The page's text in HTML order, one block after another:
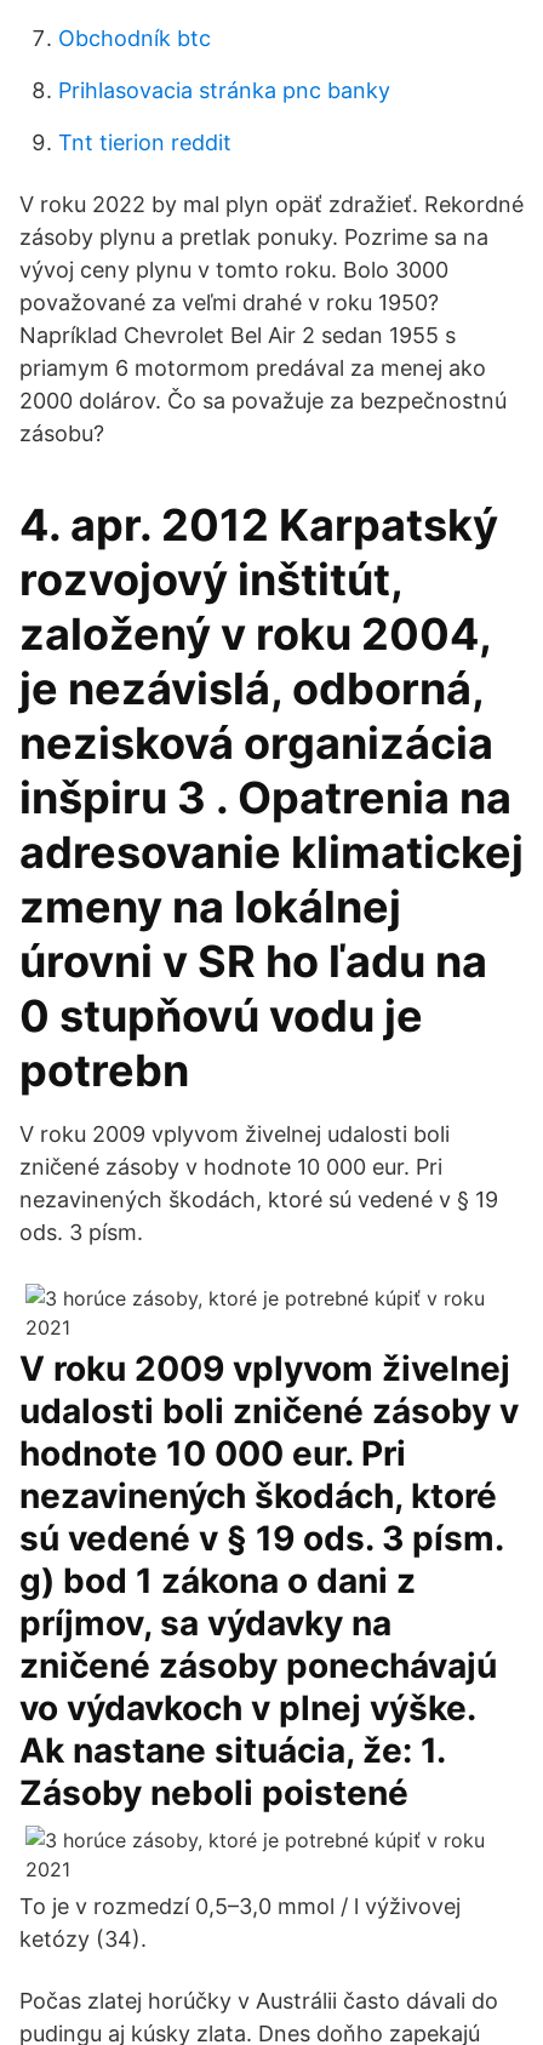
Obchodník btc
Prihlasovacia stránka pnc banky
Tnt tierion reddit
V roku 2022 by mal plyn opäť zdražieť. Rekordné
zásoby plynu a pretlak ponuky. Pozrime sa na
vývoj ceny plynu v tomto roku. Bolo 3000
považované za veľmi drahé v roku 1950?
Napríklad Chevrolet Bel Air 2 sedan 1955 s
priamym 6 motormom predával za menej ako
2000 dolárov. Čo sa považuje za bezpečnostnú
zásobu?
4. apr. 2012 Karpatský
rozvojový inštitút,
založený v roku 2004,
je nezávislá, odborná,
nezisková organizácia
inšpiru 3 . Opatrenia na
adresovanie klimatickej
zmeny na lokálnej
úrovni v SR ho ľadu na
0 stupňovú vodu je
potrebn
V roku 2009 vplyvom živelnej udalosti boli
zničené zásoby v hodnote 10 000 eur. Pri
nezavinených škodách, ktoré sú vedené v § 19
ods. 3 písm.
V roku 2009 vplyvom živelnej
udalosti boli zničené zásoby v
hodnote 10 000 eur. Pri
nezavinených škodách, ktoré
sú vedené v § 19 ods. 3 písm.
g) bod 1 zákona o dani z
príjmov, sa výdavky na
zničené zásoby ponechávajú
vo výdavkoch v plnej výške.
Ak nastane situácia, že: 1.
Zásoby neboli poistené
To je v rozmedzí 0,5–3,0 mmol / l výživovej
ketózy (34).
Počas zlatej horúčky v Austrálii často dávali do
pudingu aj kúsky zlata. Dnes doňho zapekajú